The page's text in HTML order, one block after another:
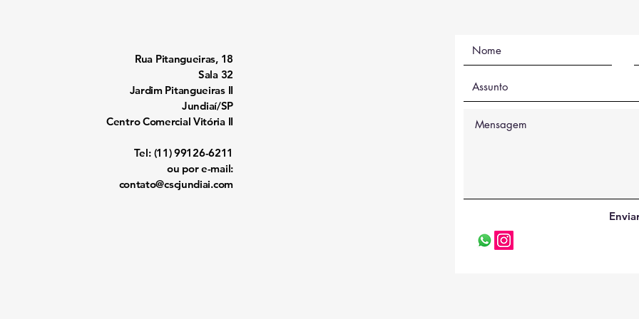
Rua Pitangueiras, 18
Sala 32
Jardim Pitangueiras II
Jundiaí/SP
Centro Comercial Vitória II
Tel: (11) 99126-6211
ou por e-mail:
contato@cscjundiai.com